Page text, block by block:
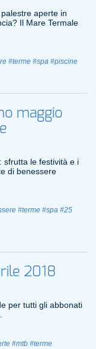
aperte in
Il Mare Termale
#terme #spa #piscine
maggio
sfrutta le festività e i
di benessere
#terme #spa #25
2018
per tutti gli abbonati
#mtb #terme